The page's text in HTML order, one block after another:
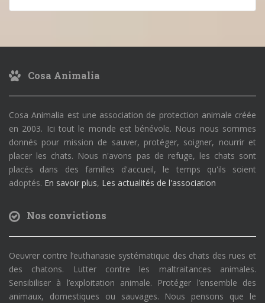
Cosa Animalia
Cosa Animalia est une association de protection animale créée
en 2003. Ici tout le monde est bénévole. Nous nous sommes
donnés pour mission de sauver, protéger, soigner, nourrir et
placer les chats. Nous n'avons pas de refuge, les chats sont
placés dans des familles d'accueil, le temps qu'ils soient
adoptés. En savoir plus, Les actualités de l'association
Nos convictions
Oeuvrer contre l’euthanasie systématique des chats des rues et
des chatons. Lutter contre les maltraitances animales.
Sensibiliser à l’exploitation animale. Protéger l’ensemble des
animaux, domestiques ou sauvages. Nous pensons que le